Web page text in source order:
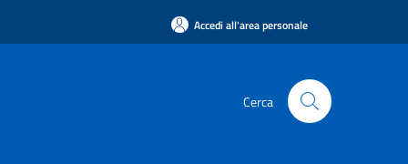
Accedi all'area personale
Cerca